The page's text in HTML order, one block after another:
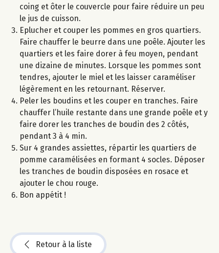
coing et ôter le couvercle pour faire réduire un peu
le jus de cuisson.
Eplucher et couper les pommes en gros quartiers.
Faire chauffer le beurre dans une poêle. Ajouter les
quartiers et les faire dorer à feu moyen, pendant
une dizaine de minutes. Lorsque les pommes sont
tendres, ajouter le miel et les laisser caraméliser
légèrement en les retournant. Réserver.
Peler les boudins et les couper en tranches. Faire
chauffer l’huile restante dans une grande poêle et y
faire dorer les tranches de boudin des 2 côtés,
pendant 3 à 4 min.
Sur 4 grandes assiettes, répartir les quartiers de
pomme caramélisées en formant 4 socles. Déposer
les tranches de boudin disposées en rosace et
ajouter le chou rouge.
Bon appétit !
Retour à la liste